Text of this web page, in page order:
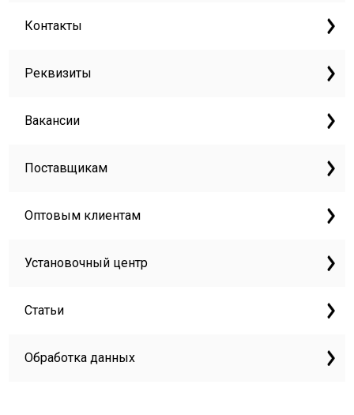
Контакты
Реквизиты
Вакансии
Поставщикам
Оптовым клиентам
Установочный центр
Статьи
Обработка данных